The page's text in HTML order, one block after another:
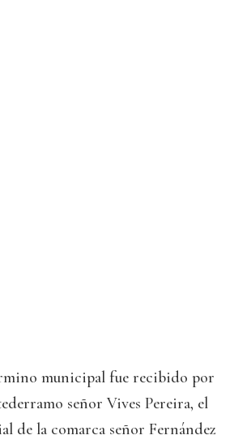
municipal fue recibido por
señor Vives Pereira, el
de la comarca señor Fernández